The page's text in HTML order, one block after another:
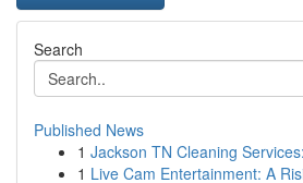
Search
Published News
1 Jackson TN Cleaning
1 Live Cam Entertainment: A